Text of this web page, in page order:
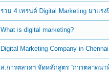
รวม 4 เทรนด์ Digital Marketing มาแร
What is digital marketing?
Digital Marketing Company in Chennai
ส.การตลาดฯ จัดหลักสูตร “การตลาดนา